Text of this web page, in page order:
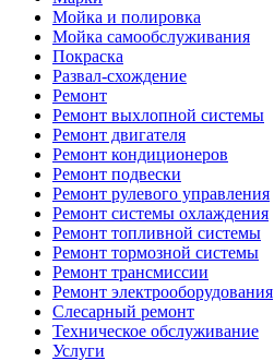
Мойка и полировка
Мойка самообслуживания
Покраска
Развал-схождение
Ремонт
Ремонт выхлопной системы
Ремонт двигателя
Ремонт кондиционеров
Ремонт подвески
Ремонт рулевого управления
Ремонт системы охлаждения
Ремонт топливной системы
Ремонт тормозной системы
Ремонт трансмиссии
Ремонт электрооборудования
Слесарный ремонт
Техническое обслуживание
Услуги